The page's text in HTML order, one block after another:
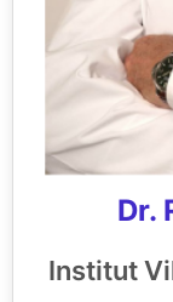
Dr.
Institut